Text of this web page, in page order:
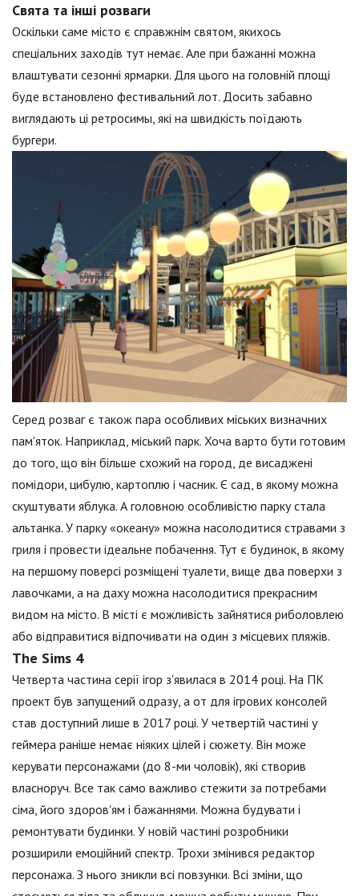
Свята та інші розваги
Оскільки саме місто є справжнім святом, якихось
спеціальних заходів тут немає. Але при бажанні можна
влаштувати сезонні ярмарки. Для цього на головній площі
буде встановлено фестивальний лот. Досить забавно
виглядають ці ретросимы, які на швидкість поїдають
бургери.
Серед розваг є також пара особливих міських визначних
пам'яток. Наприклад, міський парк. Хоча варто бути готовим
до того, що він більше схожий на город, де висаджені
помідори, цибулю, картоплю і часник. Є сад, в якому можна
скуштувати яблука. А головною особливістю парку стала
альтанка. У парку «океану» можна насолодитися стравами з
гриля і провести ідеальне побачення. Тут є будинок, в якому
на першому поверсі розміщені туалети, вище два поверхи з
лавочками, а на даху можна насолодитися прекрасним
видом на місто. В місті є можливість зайнятися риболовлею
або відправитися відпочивати на один з місцевих пляжів.
The Sims 4
Четверта частина серії ігор з'явилася в 2014 році. На ПК
проект був запущений одразу, а от для ігрових консолей
став доступний лише в 2017 році. У четвертій частині у
геймера раніше немає ніяких цілей і сюжету. Він може
керувати персонажами (до 8-ми чоловік), які створив
власноруч. Все так само важливо стежити за потребами
сіма, його здоров'ям і бажаннями. Можна будувати і
ремонтувати будинки. У новій частині розробники
розширили емоційний спектр. Трохи змінився редактор
персонажа. З нього зникли всі повзунки. Всі зміни, що